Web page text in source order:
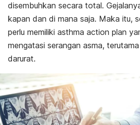
disembuhkan secara total.
kapan dan di mana saja. Maka itu,
perlu memiliki asthma action plan
mengatasi serangan asma,
darurat.